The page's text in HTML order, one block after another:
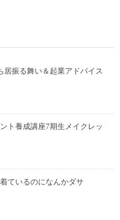
居振る舞い＆起業アドバイス
ト養成講座7期生メイクレッ
ているのになんかダサ